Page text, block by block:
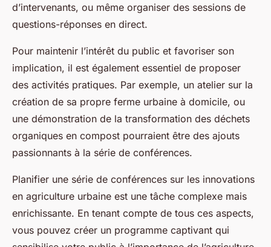
d’intervenants, ou même organiser des sessions de
questions-réponses en direct.
Pour maintenir l’intérêt du public et favoriser son
implication, il est également essentiel de proposer
des activités pratiques. Par exemple, un atelier sur la
création de sa propre ferme urbaine à domicile, ou
une démonstration de la transformation des déchets
organiques en compost pourraient être des ajouts
passionnants à la série de conférences.
Planifier une série de conférences sur les innovations
en agriculture urbaine est une tâche complexe mais
enrichissante. En tenant compte de tous ces aspects,
vous pouvez créer un programme captivant qui